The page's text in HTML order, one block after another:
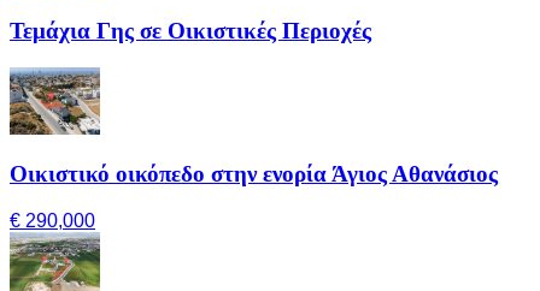
Τεμάχια Γης σε Οικιστικές Περιοχές
Οικιστικό οικόπεδο στην ενορία Άγιος Αθανάσιος
€ 290,000